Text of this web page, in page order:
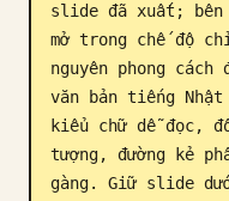
slide đã xuất;
mở trong chế độ
nguyên phong
văn bản tiếng Nhật
kiểu chữ dễ đọc,
tượng, đường kẻ
gàng. Giữ slide